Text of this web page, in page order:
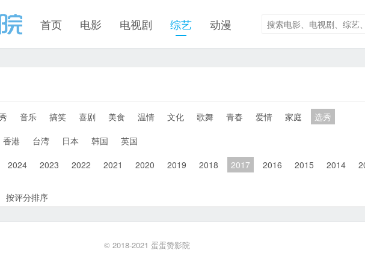
首页 电影 电视剧 综艺 动漫
音乐 搞笑 喜剧 美食 温情 文化 歌舞 青春 爱情 家庭
选秀
香港 台湾 日本 韩国
英国
2024 2023 2022 2021 2020 2019 2018 2017 2016 2015 2014
按评分排序
© 2018-2021 蛋蛋赞影院